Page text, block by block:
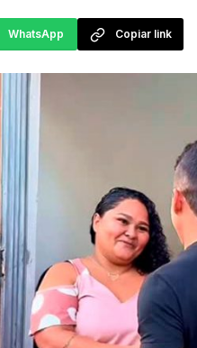
WhatsApp Copiar link